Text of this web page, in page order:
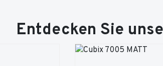
Entdecken Sie